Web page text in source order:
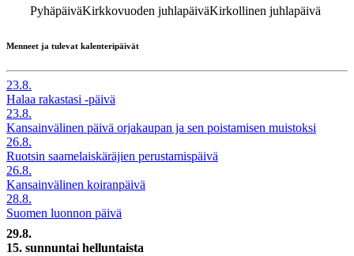
PyhäpäiväKirkkovuoden juhlapäiväKirkollinen juhlapäivä
Menneet ja tulevat kalenteripäivät
23.8.
Halaa rakastasi -päivä
23.8.
Kansainvälinen päivä orjakaupan ja sen poistamisen muistoksi
26.8.
Ruotsin saamelaiskäräjien perustamispäivä
26.8.
Kansainvälinen koiranpäivä
28.8.
Suomen luonnon päivä
29.8.
15. sunnuntai helluntaista